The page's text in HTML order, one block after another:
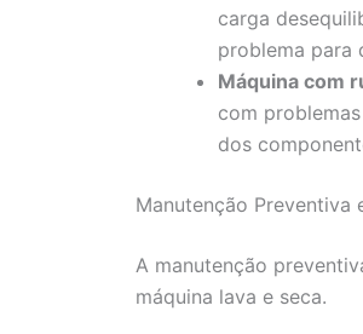
carga
problema para
Máquina com
com
dos
Manutenção Preventiva
A manutenção
máquina lava e seca.